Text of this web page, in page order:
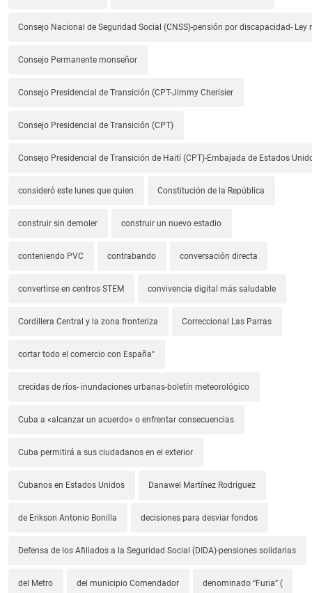
Consejo Nacional de Seguridad Social (CNSS)-pensión por discapacidad- Ley
Consejo Permanente monseñor
Consejo Presidencial de Transición (CPT-Jimmy Cherisier
Consejo Presidencial de Transición (CPT)
Consejo Presidencial de Transición de Haití (CPT)-Embajada de Estados
consideró este lunes que quien Constitución de la República
construir sin demoler construir un nuevo estadio
conteniendo PVC contrabando conversación directa
convertirse en centros STEM convivencia digital más saludable
Cordillera Central y la zona fronteriza Correccional Las Parras
cortar todo el comercio con España"
crecidas de ríos- inundaciones urbanas-boletín meteorológico
Cuba a «alcanzar un acuerdo» o enfrentar consecuencias
Cuba permitirá a sus ciudadanos en el exterior
Cubanos en Estados Unidos Danawel Martínez Rodríguez
de Erikson Antonio Bonilla decisiones para desviar fondos
Defensa de los Afiliados a la Seguridad Social (DIDA)-pensiones solidarias
del Metro del municipio Comendador denominado “Furia” (